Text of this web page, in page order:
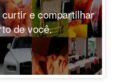
e compartilhar
de você.